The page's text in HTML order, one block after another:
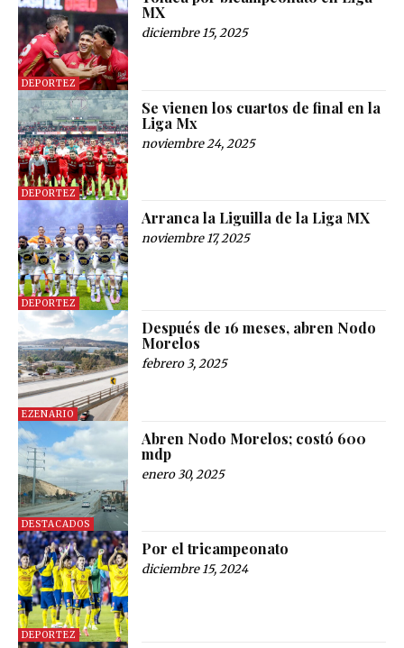
DEPORTEZ
MX
diciembre 15, 2025
DEPORTEZ
Se vienen los cuartos de final en la
Liga Mx
noviembre 24, 2025
DEPORTEZ
Arranca la Liguilla de la Liga MX
noviembre 17, 2025
EZENARIO
Después de 16 meses, abren Nodo
Morelos
febrero 3, 2025
DESTACADOS
Abren Nodo Morelos; costó 600
mdp
enero 30, 2025
DEPORTEZ
Por el tricampeonato
diciembre 15, 2024